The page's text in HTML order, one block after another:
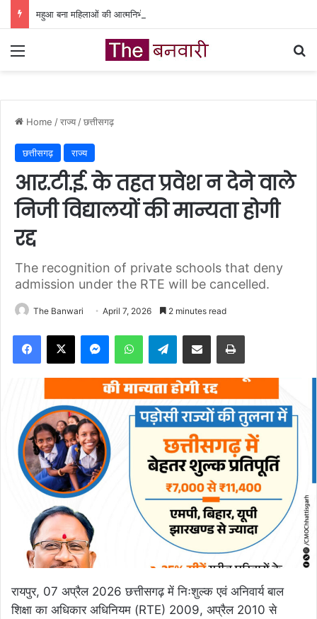
Menu
Home /राज्य /छत्तीसगढ़
छत्तीसगढ़ राज्य
आर.टी.ई. के तहत प्रवेश न देने वाले
निजी विद्यालयों की मान्यता होगी
रद्द
The recognition of private schools that deny
admission under the RTE will be cancelled.
The Banwari April 7, 2026 2 minutes read
Facebook
X MessengerWhatsAppTelegramShare via Email Print
रायपुर, 07 अप्रैल 2026 छत्तीसगढ़ में निःशुल्क एवं अनिवार्य बाल
शिक्षा का अधिकार अधिनियम (RTE) 2009, अप्रैल 2010 से